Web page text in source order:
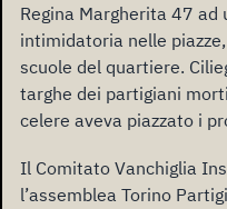
Regina Margherita 47 ad
intimidatoria nelle
scuole del quartiere.
targhe dei partigiani
celere aveva piazzato i
Il Comitato Vanchiglia
l’assemblea Torino